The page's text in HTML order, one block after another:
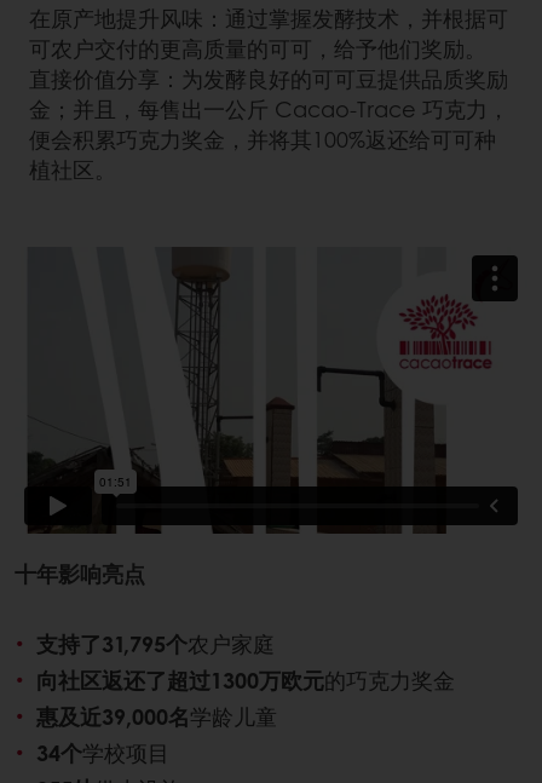
在原产地提升风味：通过掌握发酵技术，并根据可
可农户交付的更高质量的可可，给予他们奖励。
直接价值分享：为发酵良好的可可豆提供品质奖励
金；并且，每售出一公斤 Cacao-Trace 巧克力，
便会积累巧克力奖金，并将其100%返还给可可种
植社区。
十年影响亮点
支持了31,795个农户家庭
向社区返还了超过1300万欧元的巧克力奖金
惠及近39,000名学龄儿童
34个学校项目